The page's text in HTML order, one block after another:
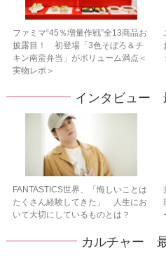
ファミマ“45％増量作戦”全13商品お
披露目！ 初登場「3色そぼろ＆チ
キン南蛮弁当」がボリューム満点＜
実物レポ＞
インタビュー
FANTASTICS世界、「悔しいことは
たくさん経験してきた」 人生にお
いて大切にしているものとは？
カルチャー